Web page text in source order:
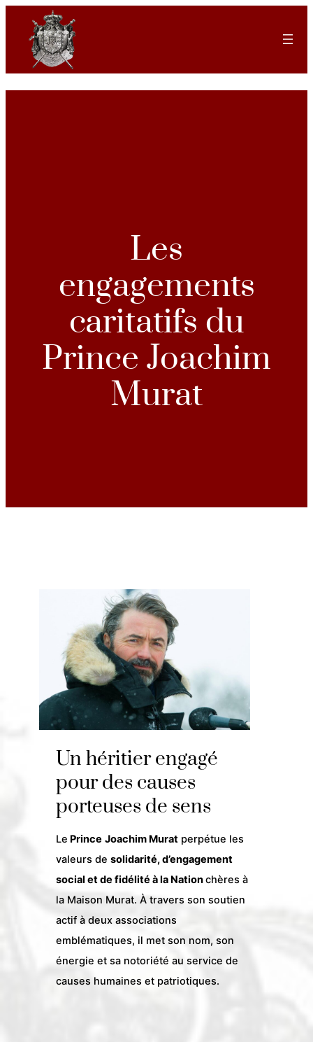
Les
engagements
caritatifs du
Prince Joachim
Murat
Un héritier engagé
pour des causes
porteuses de sens
Le Prince Joachim Murat perpétue les
valeurs de solidarité, d’engagement
social et de fidélité à la Nationchères à
la Maison Murat. À travers son soutien
actif à deux associations
emblématiques, il met son nom, son
énergie et sa notoriété au service de
causes humaines et patriotiques.